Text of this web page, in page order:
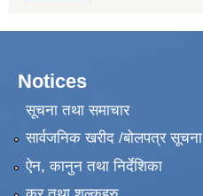
Notices
सूचना तथा समाचार
सार्वजनिक खरीद /बोलपत्र सूचना
ऐन, कानुन तथा निर्देशिका